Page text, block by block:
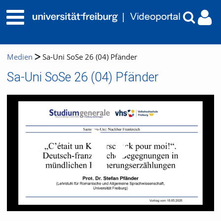
Medien Sa-Uni SoSe 26 (04) Pfänder
Sa-Uni SoSe 26 (04) Pfänder